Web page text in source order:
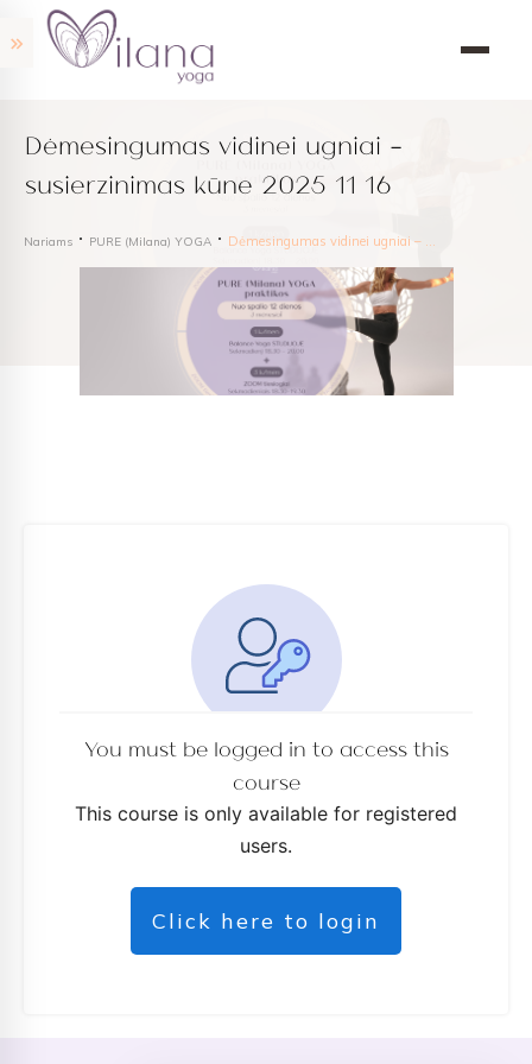
Dėmesingumas vidinei ugniai –
susierzinimas kūne 2025 11 16
Nariams PURE (Milana) YOGA Dėmesingumas vidinei ugniai – susierzinimas kūne 2025 11 16
You must be logged in to access this
course
This course is only available for registered
users.
Click here to login